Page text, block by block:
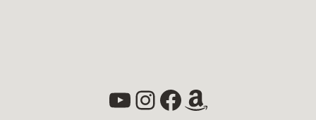
YouTube
Instagram
Facebook
Amazon